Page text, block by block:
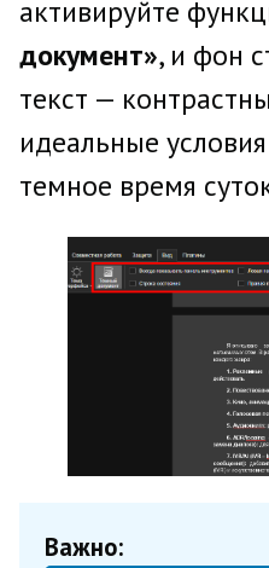
активируйте
документ», и фон
текст —
идеальные
темное время
Важно: